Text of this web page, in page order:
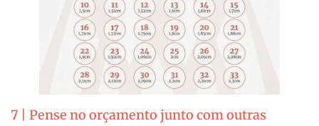
7 | Pense no orçamento junto com outras